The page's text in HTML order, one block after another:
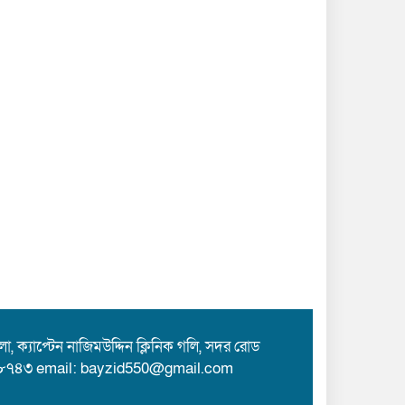
নাজিমউদ্দিন ক্লিনিক গলি, সদর রোড
email: bayzid550@gmail.com